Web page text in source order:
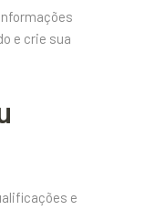
e crie sua
e